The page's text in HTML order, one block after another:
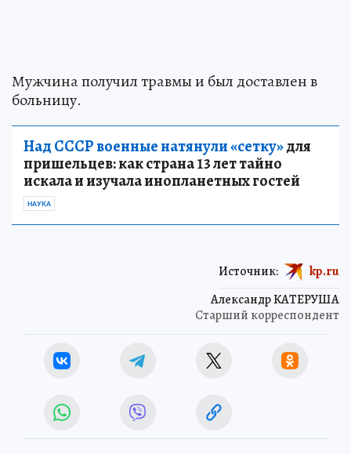
Мужчина получил травмы и был доставлен в
больницу.
Над СССР военные натянули «сетку»для
пришельцев: как страна 13 лет тайно
искала и изучала инопланетных гостей
НАУКА
Александр КАТЕРУША
Старший корреспондент
Источник: kp.ru